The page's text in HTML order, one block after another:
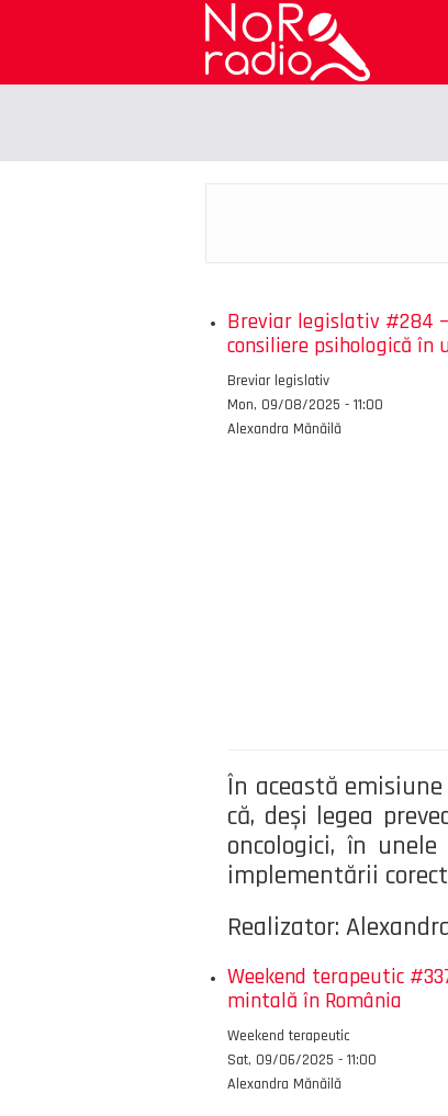
content
Breviar legislativ #284
consiliere psihologică în
Emisiunea
Breviar legislativ
Data
Mon, 09/08/2025 - 11:00
Autor
Alexandra Mănăilă
În această emisiune
că, deși legea
oncologici, în
implementării
Realizator:
Weekend terapeutic
mintală în România
Emisiunea
Weekend terapeutic
Data
Sat, 09/06/2025 - 11:00
Autor
Alexandra Mănăilă